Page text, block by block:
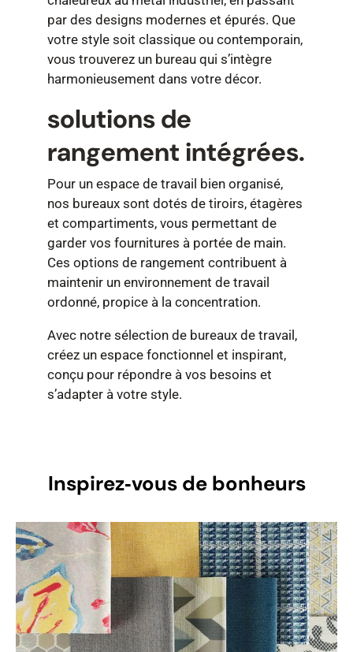
par des designs modernes et épurés. Que
votre style soit classique ou contemporain,
vous trouverez un bureau qui s’intègre
harmonieusement dans votre décor.
solutions de
rangement intégrées.
Pour un espace de travail bien organisé,
nos bureaux sont dotés de tiroirs, étagères
et compartiments, vous permettant de
garder vos fournitures à portée de main.
Ces options de rangement contribuent à
maintenir un environnement de travail
ordonné, propice à la concentration.
Avec notre sélection de bureaux de travail,
créez un espace fonctionnel et inspirant,
conçu pour répondre à vos besoins et
s’adapter à votre style.
Inspirez‑vous de bonheurs